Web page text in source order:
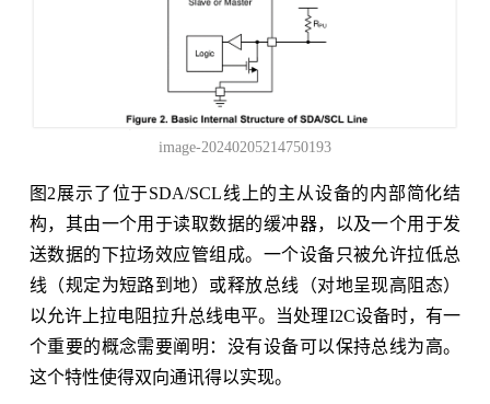
image-20240205214750193
图2展示了位于SDA/SCL线上的主从设备的内部简化结
构，其由一个用于读取数据的缓冲器，以及一个用于发
送数据的下拉场效应管组成。一个设备只被允许拉低总
线（规定为短路到地）或释放总线（对地呈现高阻态）
以允许上拉电阻拉升总线电平。当处理I2C设备时，有一
个重要的概念需要阐明：没有设备可以保持总线为高。
这个特性使得双向通讯得以实现。